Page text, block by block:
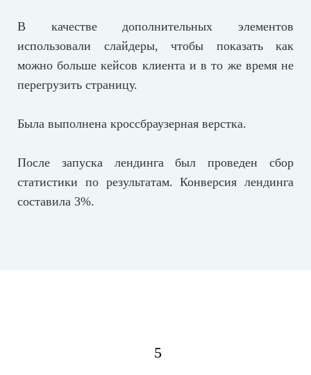
В качестве дополнительных элементов
использовали слайдеры, чтобы показать как
можно больше кейсов клиента и в то же время не
перегрузить страницу.
Была выполнена кроссбраузерная верстка.
После запуска лендинга был проведен сбор
статистики по результатам. Конверсия лендинга
составила 3%.
5